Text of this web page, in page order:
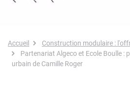
Fil d'Ariane
Accueil Construction modulaire :
Partenariat Algeco et Ecole Boulle :
urbain de Camille Roger